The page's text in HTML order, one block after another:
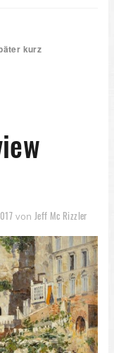
kurz
von Jeff Mc Rizzler